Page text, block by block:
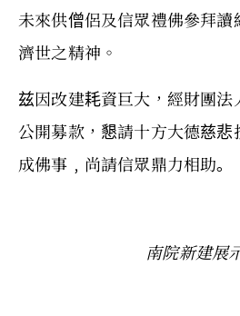
未來供僧侶及信眾禮佛參拜
濟世之精神。
兹因改建耗資巨大，經財團
公開募款，懇請十方大德慈
成佛事﹐尚請信眾鼎力相助｡
南院新建展